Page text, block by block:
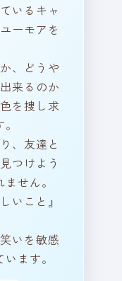
いるキャ
ーモアを
、どうや
来るのか
を捜し求
、友達と
つけよう
せん。
いこと』
いを敏感
ます。
何か工
ります
か？
ト！
いるの
「楽し
を持っ
です。
周りの